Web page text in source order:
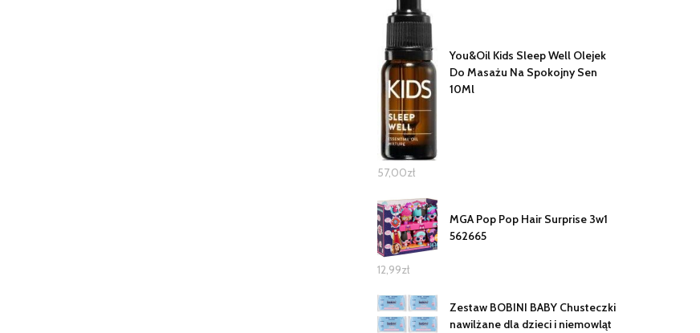
You&Oil Kids Sleep Well Olejek
Do Masażu Na Spokojny Sen
10Ml
57,00zł
MGA Pop Pop Hair Surprise 3w1
562665
12,99zł
Zestaw BOBINI BABY Chusteczki
nawilżane dla dzieci i niemowląt